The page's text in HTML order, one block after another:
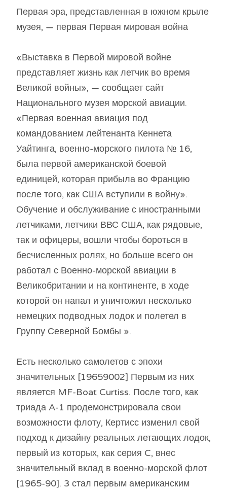
Первая эра, представленная в южном крыле
музея, — первая Первая мировая война
«Выставка в Первой мировой войне
представляет жизнь как летчик во время
Великой войны», — сообщает сайт
Национального музея морской авиации.
«Первая военная авиация под
командованием лейтенанта Кеннета
Уайтинга, военно-морского пилота № 16,
была первой американской боевой
единицей, которая прибыла во Францию ​​
после того, как США вступили в войну».
Обучение и обслуживание с иностранными
летчиками, летчики ВВС США, как рядовые,
так и офицеры, вошли чтобы бороться в
бесчисленных ролях, но больше всего он
работал с Военно-морской авиации в
Великобритании и на континенте, в ходе
которой он напал и уничтожил несколько
немецких подводных лодок и полетел в
Группу Северной Бомбы ».
Есть несколько самолетов с эпохи
значительных [19659002] Первым из них
является MF-Boat Curtiss. После того, как
триада A-1 продемонстрировала свои
возможности флоту, Кертисс изменил свой
подход к дизайну реальных летающих лодок,
первый из которых, как серия C, внес
значительный вклад в военно-морской флот
[1965-90]. 3 стал первым американским